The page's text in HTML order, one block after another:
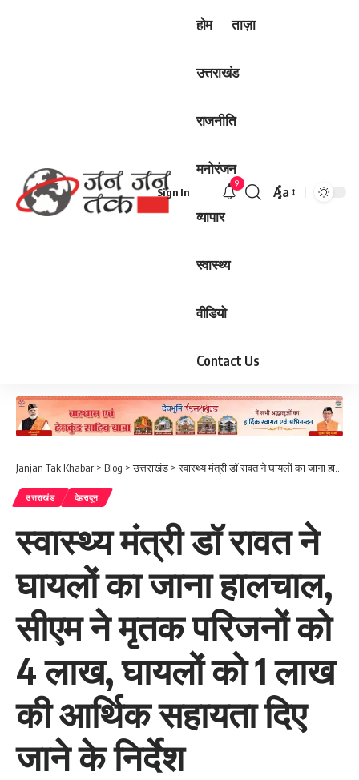
होम ताज़ा
उत्तराखंड
राजनीति
मनोरंजन
व्यापार
स्वास्थ्य
वीडियो
Contact Us
Sign In
9
Font
Aa
Janjan Tak Khabar > Blog >उत्तराखंड >स्वास्थ्य मंत्री डॉ रावत ने घायलों का जाना हालचाल, सीएम ने मृतक परिजनों को 4 लाख, घायलों को 1 लाख की आर्थिक सहायता दिए जाने के निर्देश
उत्तराखंड देहरादून
स्वास्थ्य मंत्री डॉ रावत ने
घायलों का जाना हालचाल,
सीएम ने मृतक परिजनों को
4 लाख, घायलों को 1 लाख
की आर्थिक सहायता दिए
जाने के निर्देश